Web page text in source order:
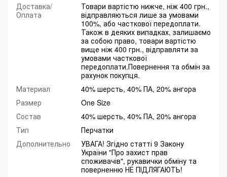
Доставка/
Оплата
Товари вартістю нижче, ніж 400 грн.,
відправляються лише за умовами
100%, або часткової передоплати.
Також в деяких випадках, залишаємо
за собою право, товари вартістю
вище ніж 400 грн., відправляти за
умовами часткової
передоплати.Повернення та обмін за
рахунок покупця.
Материал
40% шерсть, 40% ПА, 20% ангора
Размер
One Size
Состав
40% шерсть, 40% ПА, 20% ангора
Тип
Перчатки
Дополнительно
УВАГА! Згідно статті 9 Закону
України "Про захист прав
споживачів", рукавички обміну та
поверненню НЕ ПІДЛЯГАЮТЬ!